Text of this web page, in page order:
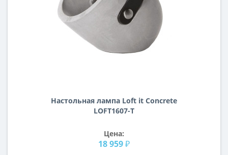
Настольная лампа Loft it Concrete
LOFT1607-T
Цена:
18 959 ₽